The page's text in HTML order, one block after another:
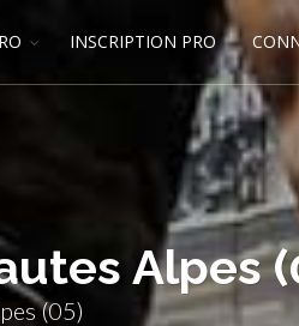
INSCRIPTION PRO
Alpes
(05)